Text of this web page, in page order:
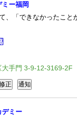
ー福岡
、「できなかったこと
大手門 3-9-12-3169-2F
デミー